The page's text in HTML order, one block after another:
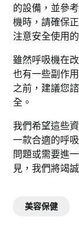
的設備，並參
機時，請確保
注意安全使用
雖然呼吸機在
也有一些副作
之前，建議您
全。
我們希望這些
一款合適的呼
問題或需要進
見，我們將竭
美容保健